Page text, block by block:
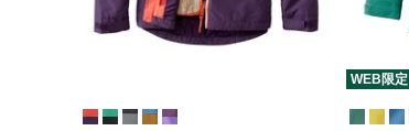
WEB限定